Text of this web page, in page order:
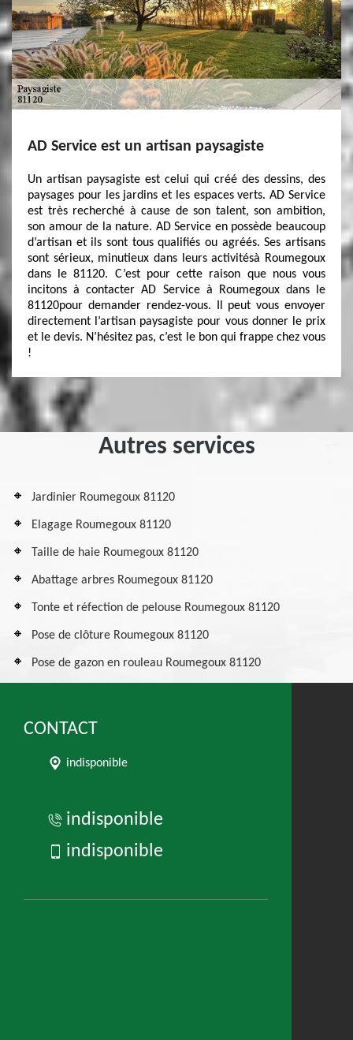
AD Service est un artisan paysagiste
Un artisan paysagiste est celui qui créé des dessins, des
paysages pour les jardins et les espaces verts. AD Service
est très recherché à cause de son talent, son ambition,
son amour de la nature. AD Service en possède beaucoup
d’artisan et ils sont tous qualifiés ou agréés. Ses artisans
sont sérieux, minutieux dans leurs activitésà Roumegoux
dans le 81120. C’est pour cette raison que nous vous
incitons à contacter AD Service à Roumegoux dans le
81120pour demander rendez-vous. Il peut vous envoyer
directement l’artisan paysagiste pour vous donner le prix
et le devis. N’hésitez pas, c’est le bon qui frappe chez vous
!
Autres services
Jardinier Roumegoux 81120
Elagage Roumegoux 81120
Taille de haie Roumegoux 81120
Abattage arbres Roumegoux 81120
Tonte et réfection de pelouse Roumegoux 81120
Pose de clôture Roumegoux 81120
Pose de gazon en rouleau Roumegoux 81120
CONTACT
indisponible
indisponible
indisponible